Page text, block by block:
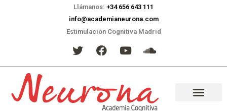
Llámanos: +34 656 643 111
info@academianeurona.com
Estimulación Cognitiva Madrid